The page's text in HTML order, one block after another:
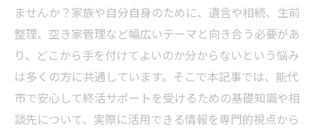
ませんか？家族や自分自身のために、遺言や相続、生前
整理、空き家管理など幅広いテーマと向き合う必要があ
り、どこから手を付けてよいのか分からないという悩み
は多くの方に共通しています。そこで本記事では、能代
市で安心して終活サポートを受けるための基礎知識や相
談先について、実際に活用できる情報を専門的視点から